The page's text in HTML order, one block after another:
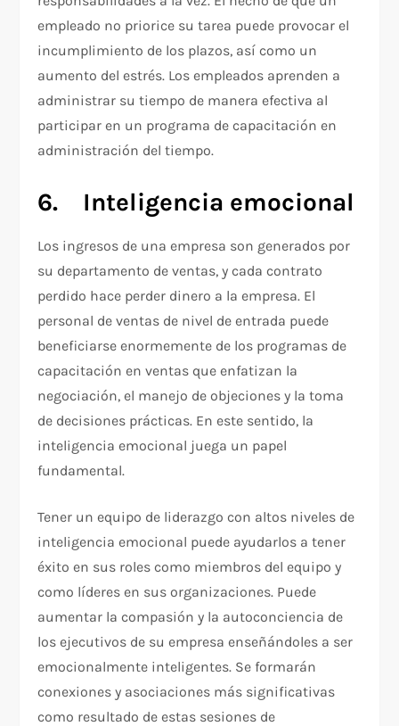
empleado no priorice su tarea puede provocar el
incumplimiento de los plazos, así como un
aumento del estrés. Los empleados aprenden a
administrar su tiempo de manera efectiva al
participar en un programa de capacitación en
administración del tiempo.
6. Inteligencia emocional
Los ingresos de una empresa son generados por
su departamento de ventas, y cada contrato
perdido hace perder dinero a la empresa. El
personal de ventas de nivel de entrada puede
beneficiarse enormemente de los programas de
capacitación en ventas que enfatizan la
negociación, el manejo de objeciones y la toma
de decisiones prácticas. En este sentido, la
inteligencia emocional juega un papel
fundamental.
Tener un equipo de liderazgo con altos niveles de
inteligencia emocional puede ayudarlos a tener
éxito en sus roles como miembros del equipo y
como líderes en sus organizaciones. Puede
aumentar la compasión y la autoconciencia de
los ejecutivos de su empresa enseñándoles a ser
emocionalmente inteligentes. Se formarán
conexiones y asociaciones más significativas
como resultado de estas sesiones de